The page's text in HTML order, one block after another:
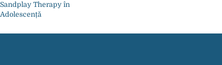
Sandplay Therapy în
Adolescență